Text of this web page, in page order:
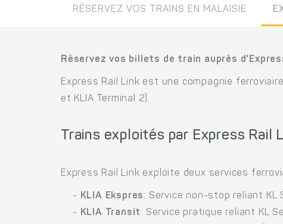
RÉSERVEZ VOS TRAINS EN MALAISIE
Réservez vos billets de train auprès
Express Rail Link est une compagnie
et KLIA Terminal 2).
Trains exploités par Express Rail
Express Rail Link exploite deux services
- KLIA Ekspres: Service non-stop reliant KL
- KLIA Transit: Service pratique reliant KL